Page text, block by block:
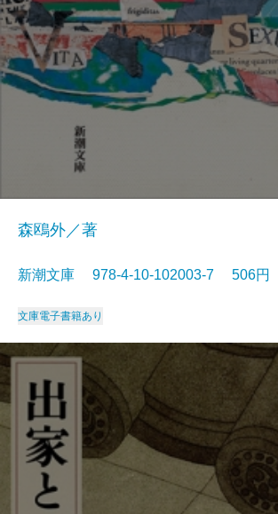
森鴎外／著
新潮文庫 978-4-10-102003-7 506円
文庫電子書籍あり